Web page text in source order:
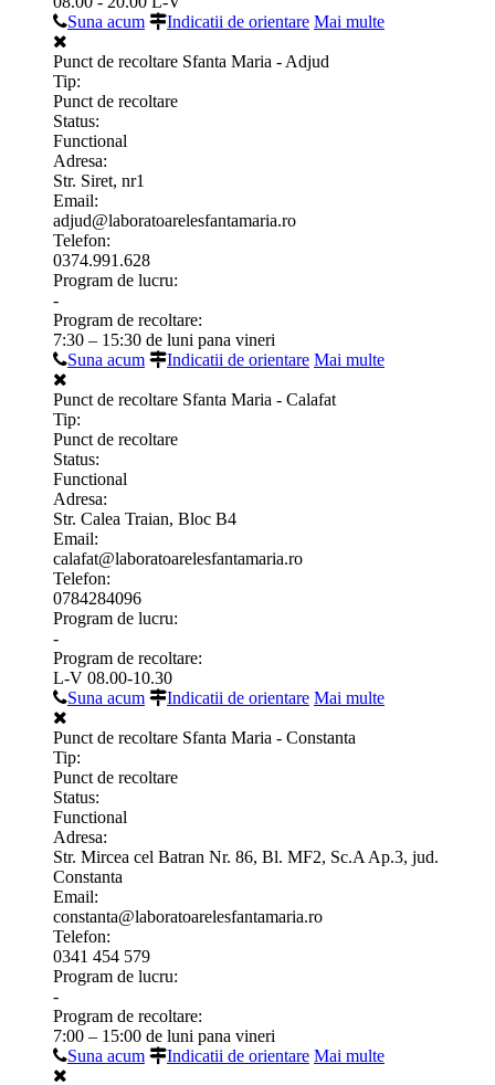
Suna acum
Indicatii de orientare Mai multe
Punct de recoltare Sfanta Maria - Adjud
Tip:
Punct de recoltare
Status:
Functional
Adresa:
Str. Siret, nr1
Email:
adjud@laboratoarelesfantamaria.ro
Telefon:
0374.991.628
Program de lucru:
-
Program de recoltare:
7:30 – 15:30 de luni pana vineri
Suna acum
Indicatii de orientare Mai multe
Punct de recoltare Sfanta Maria - Calafat
Tip:
Punct de recoltare
Status:
Functional
Adresa:
Str. Calea Traian, Bloc B4
Email:
calafat@laboratoarelesfantamaria.ro
Telefon:
0784284096
Program de lucru:
-
Program de recoltare:
L-V 08.00-10.30
Suna acum
Indicatii de orientare Mai multe
Punct de recoltare Sfanta Maria - Constanta
Tip:
Punct de recoltare
Status:
Functional
Adresa:
Str. Mircea cel Batran Nr. 86, Bl. MF2, Sc.A Ap.3, jud.
Constanta
Email:
constanta@laboratoarelesfantamaria.ro
Telefon:
0341 454 579
Program de lucru:
-
Program de recoltare:
7:00 – 15:00 de luni pana vineri
Suna acum
Indicatii de orientare Mai multe